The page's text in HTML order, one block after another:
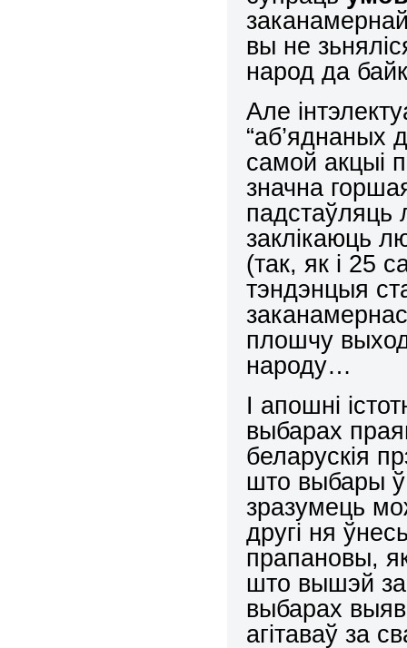
вы не
народ да
Але
“аб’яднаных
самой акцыі
значна
заклікаюць
(так, як і 25
тэндэнцыя
плошчу
народу…
І апошні
выбарах
беларускія
што выбары ў
зразумець
другі ня
прапановы,
што вышэй
выбарах
агітаваў за